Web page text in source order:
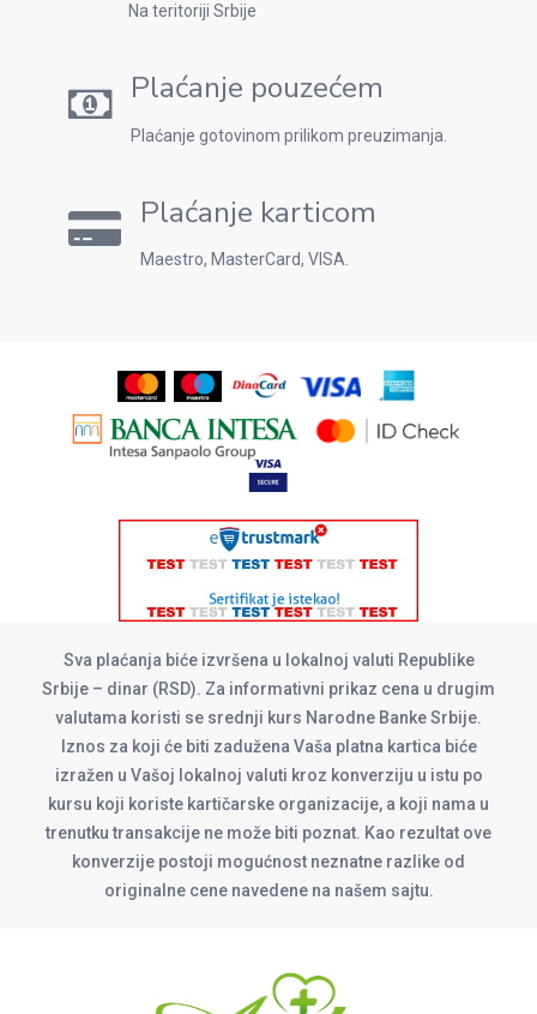
Na teritoriji Srbije
Plaćanje pouzećem
Plaćanje gotovinom prilikom preuzimanja.
Plaćanje karticom
Maestro, MasterCard, VISA.
Sva plaćanja biće izvršena u lokalnoj valuti Republike
Srbije – dinar (RSD). Za informativni prikaz cena u drugim
valutama koristi se srednji kurs Narodne Banke Srbije.
Iznos za koji će biti zadužena Vaša platna kartica biće
izražen u Vašoj lokalnoj valuti kroz konverziju u istu po
kursu koji koriste kartičarske organizacije, a koji nama u
trenutku transakcije ne može biti poznat. Kao rezultat ove
konverzije postoji mogućnost neznatne razlike od
originalne cene navedene na našem sajtu.